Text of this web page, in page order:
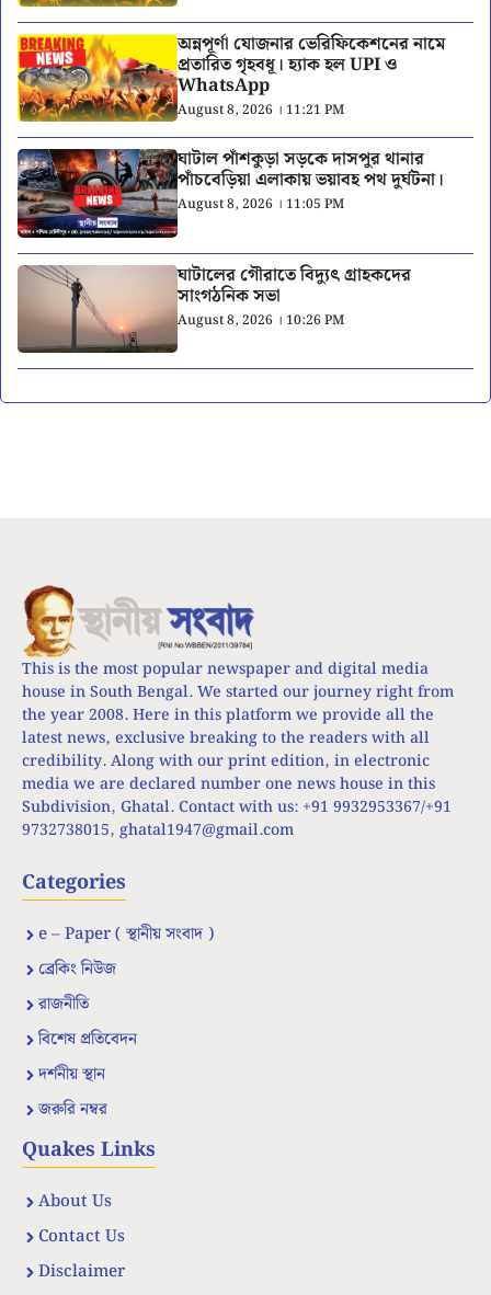
অন্নপূর্ণা যোজনার ভেরিফিকেশনের নামে
প্রতারিত গৃহবধূ। হ্যাক হল UPI ও
WhatsApp
August 8, 2026 । 11:21 PM
ঘাটাল পাঁশকুড়া সড়কে দাসপুর থানার
পাঁচবেড়িয়া এলাকায় ভয়াবহ পথ দুর্ঘটনা।
August 8, 2026 । 11:05 PM
ঘাটালের গৌরাতে বিদ্যুৎ গ্রাহকদের
সাংগঠনিক সভা
August 8, 2026 । 10:26 PM
This is the most popular newspaper and digital media
house in South Bengal. We started our journey right from
the year 2008. Here in this platform we provide all the
latest news, exclusive breaking to the readers with all
credibility. Along with our print edition, in electronic
media we are declared number one news house in this
Subdivision, Ghatal. Contact with us: +91 9932953367/+91
9732738015, ghatal1947@gmail.com
Categories
e – Paper ( স্থানীয় সংবাদ )
ব্রেকিং নিউজ
রাজনীতি
বিশেষ প্রতিবেদন
দর্শনীয় স্থান
জরুরি নম্বর
Quakes Links
About Us
Contact Us
Disclaimer